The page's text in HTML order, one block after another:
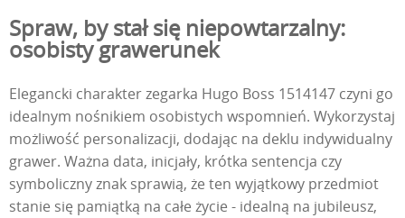
Spraw, by stał się niepowtarzalny:
osobisty grawerunek
Elegancki charakter zegarka Hugo Boss 1514147 czyni go
idealnym nośnikiem osobistych wspomnień. Wykorzystaj
możliwość personalizacji, dodając na deklu indywidualny
grawer. Ważna data, inicjały, krótka sentencja czy
symboliczny znak sprawią, że ten wyjątkowy przedmiot
stanie się pamiątką na całe życie - idealną na jubileusz,